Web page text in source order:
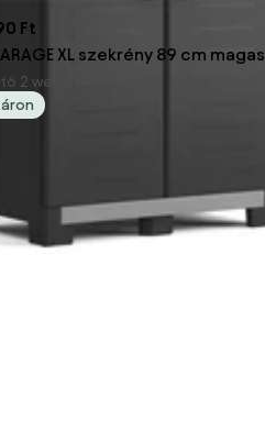
Ft
XL szekrény 89 cm magas
2 webáruházban